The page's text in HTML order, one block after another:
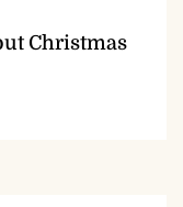
Christmas